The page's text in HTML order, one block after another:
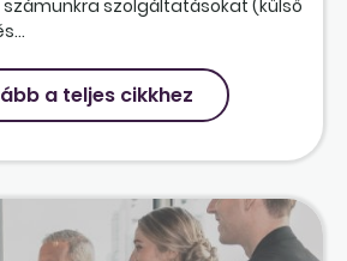
szolgáltatásokat (külső
a teljes cikkhez